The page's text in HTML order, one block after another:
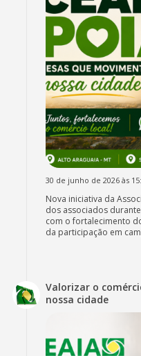
30 de junho de 2026 às
Nova iniciativa da
dos associados
com o fortalecimento
da participação em
Valorizar o
nossa cidade